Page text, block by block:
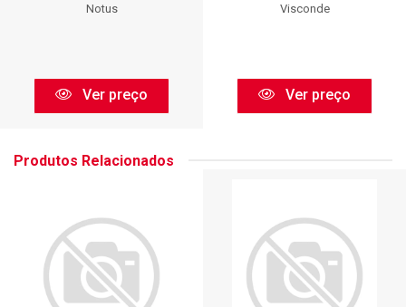
Notus
Ver preço
Visconde
Ver preço
Produtos Relacionados